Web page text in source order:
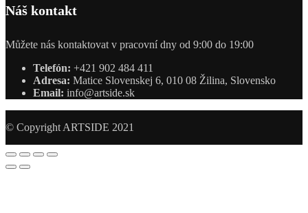
Náš kontakt
Můžete nás kontaktovat v pracovní dny od 9:00 do 19:00
Telefón: +421 902 484 411
Adresa: Matice Slovenskej 6, 010 08 Žilina, Slovensko
Email: info@artside.sk
© Copyright ARTSIDE 2021